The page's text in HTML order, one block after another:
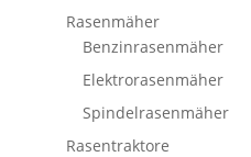
Rasenmäher
Benzinrasenmäher
Elektrorasenmäher
Spindelrasenmäher
Rasentraktore